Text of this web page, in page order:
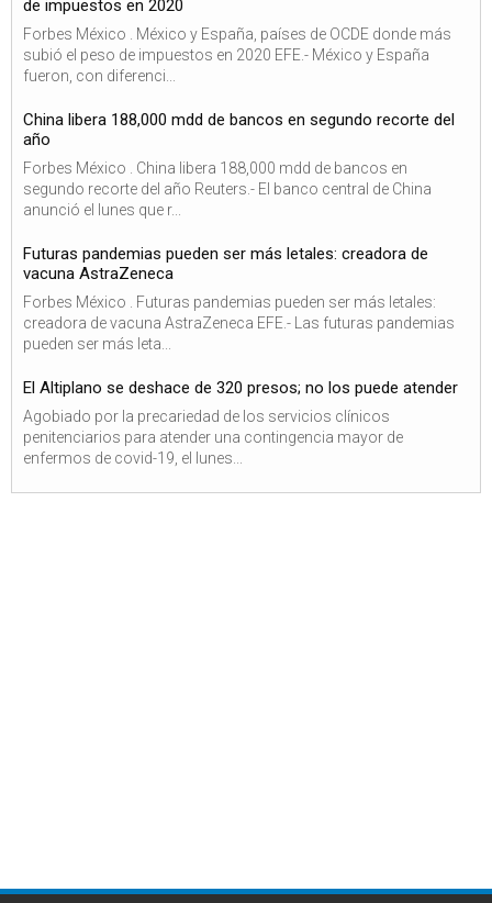
de impuestos en 2020
Forbes México . México y España, países de OCDE donde más
subió el peso de impuestos en 2020 EFE.- México y España
fueron, con diferenci...
China libera 188,000 mdd de bancos en segundo recorte del
año
Forbes México . China libera 188,000 mdd de bancos en
segundo recorte del año Reuters.- El banco central de China
anunció el lunes que r...
Futuras pandemias pueden ser más letales: creadora de
vacuna AstraZeneca
Forbes México . Futuras pandemias pueden ser más letales:
creadora de vacuna AstraZeneca EFE.- Las futuras pandemias
pueden ser más leta...
El Altiplano se deshace de 320 presos; no los puede atender
Agobiado por la precariedad de los servicios clínicos
penitenciarios para atender una contingencia mayor de
enfermos de covid-19, el lunes...